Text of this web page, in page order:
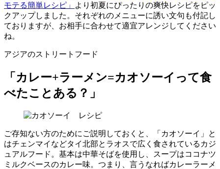
モテる簡単レシピ」
より初夏にぴったりの爽快レシピをピッ
クアップしました。それぞれのメニューに誘い文句も付記し
ておりますが、お相手に合わせて適宜アレンジしてください
ね。
アジアのストリートフード
「カレー+ラーメン=カオソーイって食
べたことある？」
ご存知ない方のためにご説明しておくと、「カオソーイ」と
はチェンマイなどタイ北部とラオスで広く食されているカジ
ュアルフード。基本は中華そばを使用し、スープはココナツ
ミルクベースのカレー味。つまり、言うなればカレーラーメ